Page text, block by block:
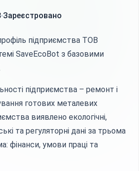
Зареєстровано
підприємства ТОВ
SaveEcoBot з базовими
підприємства – ремонт і
готових металевих
виявлено екологічні,
та регуляторні дані за трьома
фінанси, умови праці та